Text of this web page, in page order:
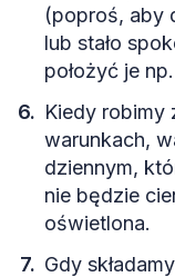
(poproś, aby
lub stało
położyć je
Kiedy robimy
warunkach,
dziennym,
nie będzie
oświetlona.
Gdy